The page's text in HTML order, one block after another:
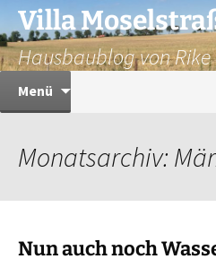
Zum
Inhalt
springen
Villa
Hausbaublog von
Menü
Monatsarchiv:
Nun auch noch